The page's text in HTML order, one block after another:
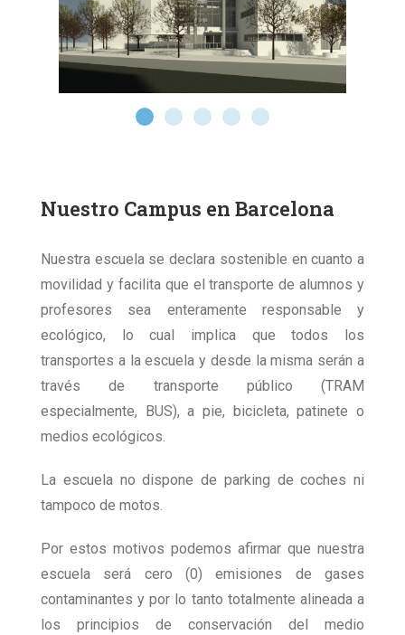
Nuestro Campus en Barcelona
Nuestra escuela se declara sostenible en cuanto a
movilidad y facilita que el transporte de alumnos y
profesores sea enteramente responsable y
ecológico, lo cual implica que todos los
transportes a la escuela y desde la misma serán a
través de transporte público (TRAM
especialmente, BUS), a pie, bicicleta, patinete o
medios ecológicos.
La escuela no dispone de parking de coches ni
tampoco de motos.
Por estos motivos podemos afirmar que nuestra
escuela será cero (0) emisiones de gases
contaminantes y por lo tanto totalmente alineada a
los principios de conservación del medio